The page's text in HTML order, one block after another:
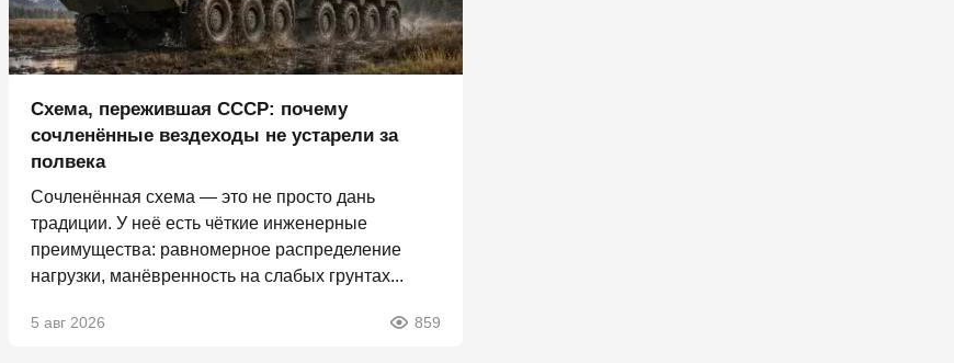
Схема, пережившая СССР: почему
сочленённые вездеходы не устарели за
полвека
Сочленённая схема — это не просто дань
традиции. У неё есть чёткие инженерные
преимущества: равномерное распределение
нагрузки, манёвренность на слабых грунтах...
5 авг 2026 859